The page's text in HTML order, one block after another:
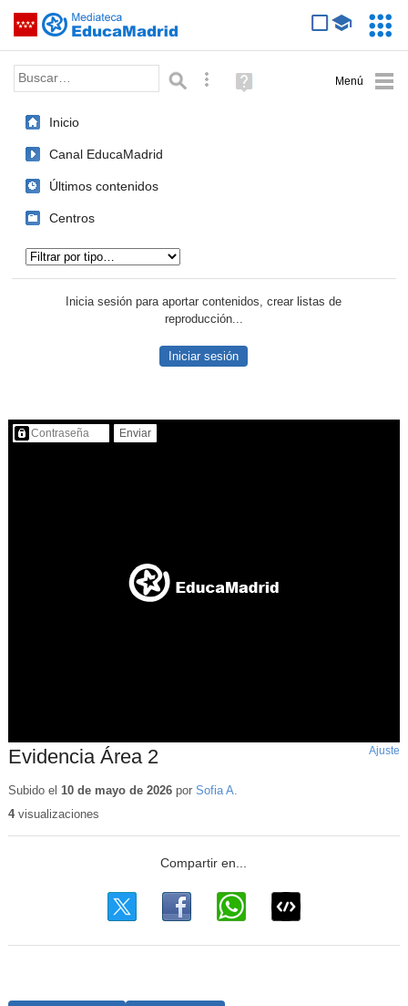
Saltar navegación
Palabra o frase: Búsqueda avanzada
Ayuda
(en
Inicio
Canal EducaMadrid
Últimos contenidos
Centros
Inicia sesión para aportar contenidos, crear listas de
reproducción...
Iniciar sesión
Contenido protegido…
Evidencia Área 2 Ajuste
Subido el 10 de mayo de 2026por Sofia A.
4visualizaciones